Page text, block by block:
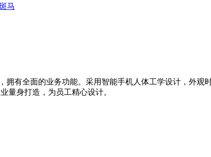
马
，拥有全面的业务功能。采用智能手机人体工学设计，外
造，为员工精心设计。